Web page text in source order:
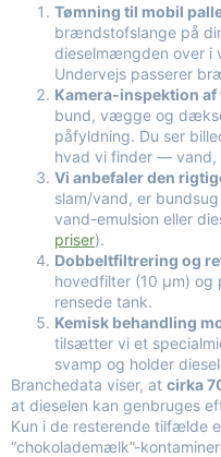
Tømning til mobil
brændstofslange på
dieselmængden over i
Undervejs passerer
Kamera-inspektion af
bund, vægge og
påfyldning. Du ser
hvad vi finder — vand,
Vi anbefaler den
slam/vand, er
vand-emulsion eller
priser).
Dobbeltfiltrering og
hovedfilter (10 µm) og
rensede tank.
Kemisk behandling
tilsætter vi et
svamp og holder
Branchedata viser, at cirka
at dieselen kan genbruges
Kun i de resterende tilfælde
“chokolademælk”-